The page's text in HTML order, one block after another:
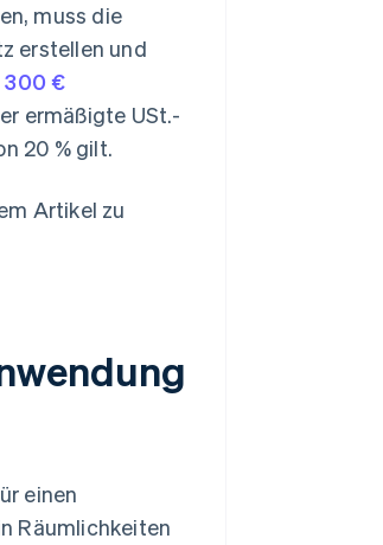
muss die
erstellen und
300 €
ermäßigte USt.-
20 % gilt.
Artikel zu
einen
Räumlichkeiten